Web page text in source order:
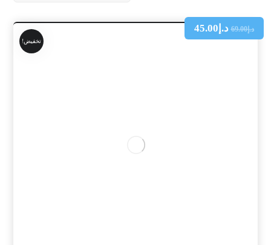
تخفيض!
د.إ69.00 د.إ 45.00